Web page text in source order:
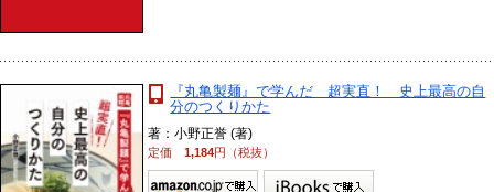
『丸亀製麺』で学んだ 超実直！ 史上最高の自
分のつくりかた
著：小野正誉 (著)
定価1,184円（税抜）